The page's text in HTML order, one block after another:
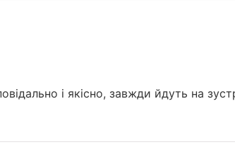
і якісно, завжди йдуть на